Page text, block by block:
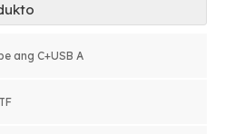
ang C+USB A